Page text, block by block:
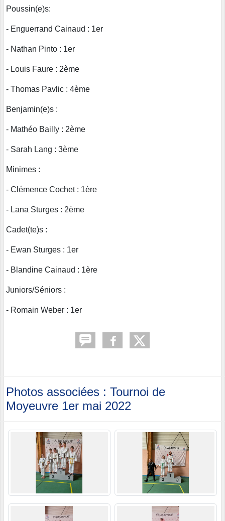
Poussin(e)s:
- Enguerrand Cainaud : 1er
- Nathan Pinto : 1er
- Louis Faure : 2ème
- Thomas Pavlic : 4ème
Benjamin(e)s :
- Mathéo Bailly : 2ème
- Sarah Lang : 3ème
Minimes :
- Clémence Cochet : 1ère
- Lana Sturges : 2ème
Cadet(te)s :
- Ewan Sturges : 1er
- Blandine Cainaud : 1ère
Juniors/Séniors :
- Romain Weber : 1er
Photos associées : Tournoi de
Moyeuvre 1er mai 2022